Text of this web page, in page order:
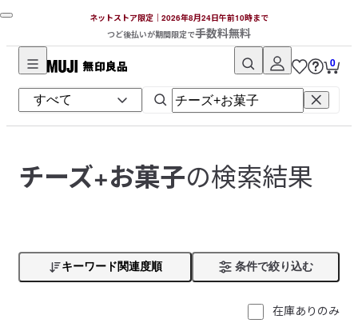
ネットストア限定｜2026年8月24日午前10時まで
つど後払いが期間限定で手数料無料
無
印
良
ッ
ア
0
チーズ+お菓子の検索結果
キーワード関連度順 条件で絞り込む
在庫ありのみ